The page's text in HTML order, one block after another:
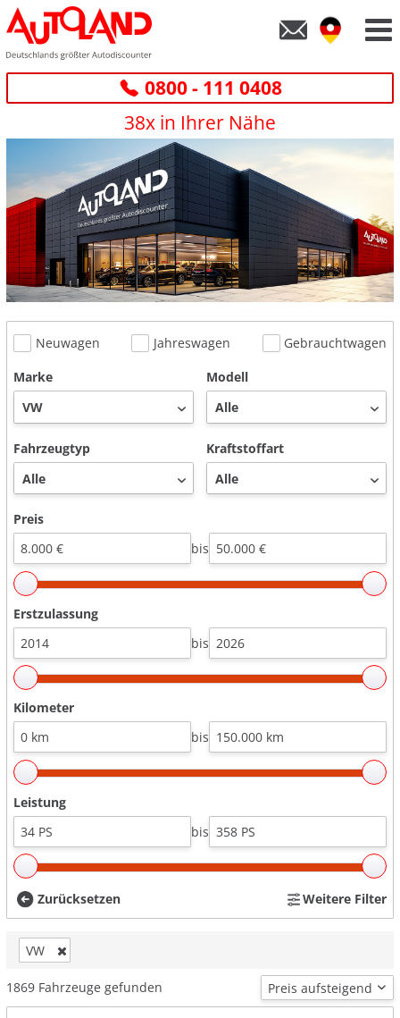
0800 - 111 0408
38x in Ihrer Nähe
Neuwagen Jahreswagen
Gebrauchtwagen
Marke
Modell
Fahrzeugtyp Kraftstoffart
Preis
bis
Erstzulassung
bis
Kilometer
bis
Leistung
bis
Zurücksetzen Weitere Filter
VW
1869 Fahrzeuge gefunden